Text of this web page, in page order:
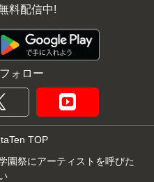
料配信中!
ォロー
TOP
園祭にアーティストを呼びた